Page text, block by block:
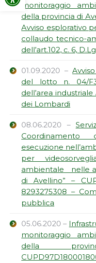
monitoraggio
della provincia di
Avviso esplorativo
collaudo tecnico-
dell’art.102, c. 6,
01.09.2020 –
del lotto n. 04/
dell’area
dei Lombardi
08.06.2020 –
Coordinamento
esecuzione
per
ambientale nelle
di Avellino” –
8293275308 –
pubblica
05.06.2020 –
monitoraggio
della